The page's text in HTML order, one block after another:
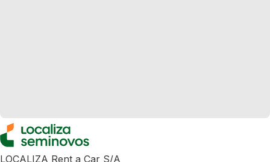
LOCALIZA Rent a Car S/A